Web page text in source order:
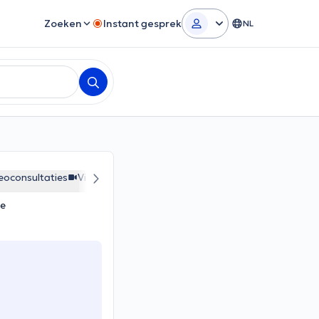
Zoeken Instant gesprek NL
Videoconsultaties